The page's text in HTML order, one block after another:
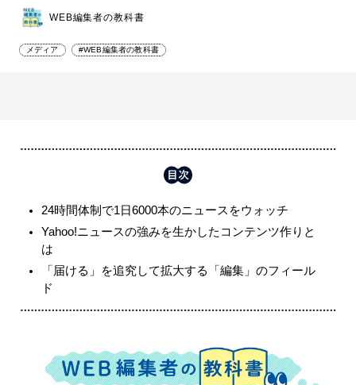
WEB編集者の教科書
メディア #WEB編集者の教科書
24時間体制で1日6000本のニュースをウォッチ
Yahoo!ニュースの強みを生かしたコンテンツ作りと
は
「届ける」を追究して拡大する「編集」のフィール
ド